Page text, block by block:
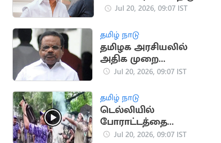
வளர்த்து வருகிறது”..
Jul 20, 2026, 09:07 IST
தமிழ் நாடு
தமிழக அரசியலில்
அதிக முறை
சபாநாயகராக
Jul 20, 2026, 09:07 IST
தமிழ் நாடு
டெல்லியில்
போராட்டத்தை
கலைக்க கண்ணீர்
Jul 20, 2026, 09:07 IST